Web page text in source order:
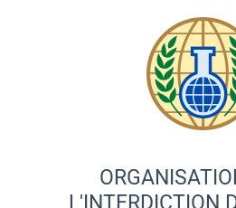
L'INTERDICTION